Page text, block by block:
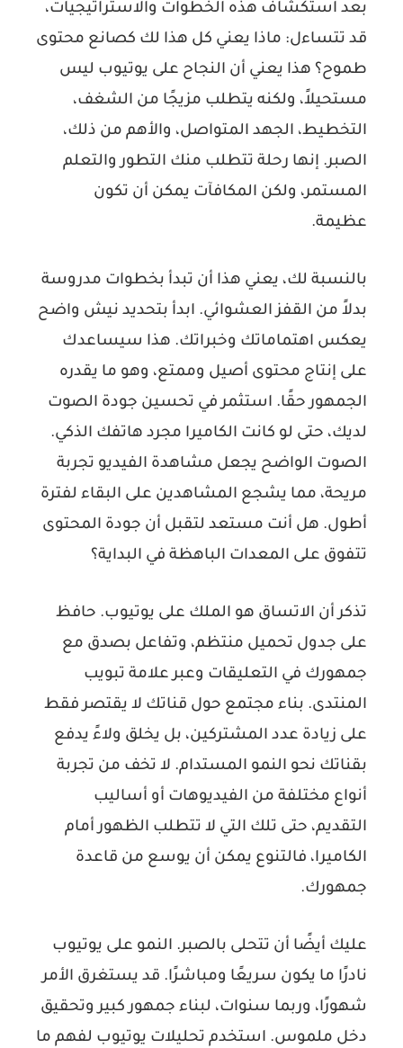
بعد استكشاف هذه الخطوات والاستراتيجيات،
قد تتساءل: ماذا يعني كل هذا لك كصانع محتوى
طموح؟ هذا يعني أن النجاح على يوتيوب ليس
مستحيلاً، ولكنه يتطلب مزيجًا من الشغف،
التخطيط، الجهد المتواصل، والأهم من ذلك،
الصبر. إنها رحلة تتطلب منك التطور والتعلم
المستمر، ولكن المكافآت يمكن أن تكون
عظيمة.
بالنسبة لك، يعني هذا أن تبدأ بخطوات مدروسة
بدلاً من القفز العشوائي. ابدأ بتحديد نيش واضح
يعكس اهتماماتك وخبراتك. هذا سيساعدك
على إنتاج محتوى أصيل وممتع، وهو ما يقدره
الجمهور حقًا. استثمر في تحسين جودة الصوت
لديك، حتى لو كانت الكاميرا مجرد هاتفك الذكي.
الصوت الواضح يجعل مشاهدة الفيديو تجربة
مريحة، مما يشجع المشاهدين على البقاء لفترة
أطول. هل أنت مستعد لتقبل أن جودة المحتوى
تتفوق على المعدات الباهظة في البداية؟
تذكر أن الاتساق هو الملك على يوتيوب. حافظ
على جدول تحميل منتظم، وتفاعل بصدق مع
جمهورك في التعليقات وعبر علامة تبويب
المنتدى. بناء مجتمع حول قناتك لا يقتصر فقط
على زيادة عدد المشتركين، بل يخلق ولاءً يدفع
بقناتك نحو النمو المستدام. لا تخف من تجربة
أنواع مختلفة من الفيديوهات أو أساليب
التقديم، حتى تلك التي لا تتطلب الظهور أمام
الكاميرا، فالتنوع يمكن أن يوسع من قاعدة
جمهورك.
عليك أيضًا أن تتحلى بالصبر. النمو على يوتيوب
نادرًا ما يكون سريعًا ومباشرًا. قد يستغرق الأمر
شهورًا، وربما سنوات، لبناء جمهور كبير وتحقيق
دخل ملموس. استخدم تحليلات يوتيوب لفهم ما